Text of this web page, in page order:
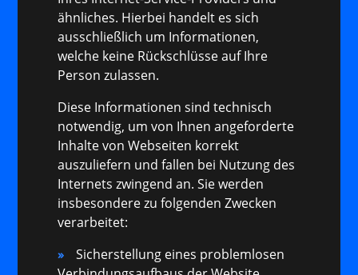
ähnliches. Hierbei handelt es sich
ausschließlich um Informationen,
welche keine Rückschlüsse auf Ihre
Person zulassen.
Diese Informationen sind technisch
notwendig, um von Ihnen angeforderte
Inhalte von Webseiten korrekt
auszuliefern und fallen bei Nutzung des
Internets zwingend an. Sie werden
insbesondere zu folgenden Zwecken
verarbeitet:
Sicherstellung eines problemlosen